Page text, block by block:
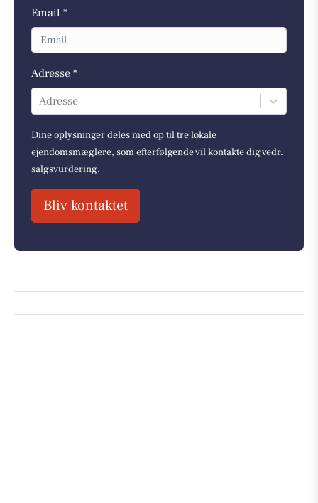
Email *
Adresse *
Adresse
Dine oplysninger deles med op til tre lokale
ejendomsmæglere, som efterfølgende vil kontakte dig vedr.
salgsvurdering.
Bliv kontaktet